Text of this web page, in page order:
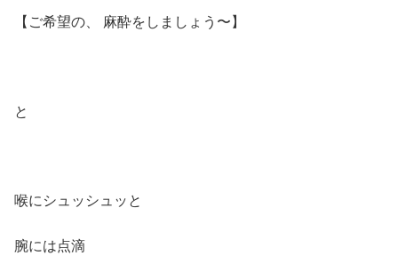
【ご希望の、 麻酔をしましょう〜】
と
喉にシュッシュッと
腕には点滴